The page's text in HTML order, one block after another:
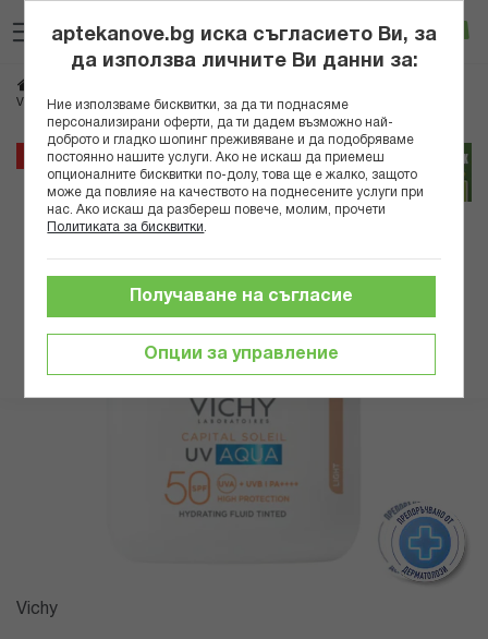
към
съдържанието
Вход
VICHY SOLEIL SPF50 UV AQUA ФЛУИД ЗА ЛИЦЕ LIGHT 50МЛ 940214
25%
Преминете
края
Преминете
Vichy
aptekanove.bg иска съгласието Ви, за
да използва личните Ви данни за:
Ние използваме бисквитки, за да ти поднасяме
персонализирани оферти, да ти дадем възможно най-
доброто и гладко шопинг преживяване и да подобряваме
постоянно нашите услуги. Ако не искаш да приемеш
опционалните бисквитки по-долу, това ще е жалко, защото
може да повлияе на качеството на поднесените услуги при
нас. Ако искаш да разбереш повече, молим, прочети
Политиката за бисквитки
Опции за управление
Получаване на съгласие